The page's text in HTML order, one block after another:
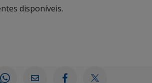
disponíveis.